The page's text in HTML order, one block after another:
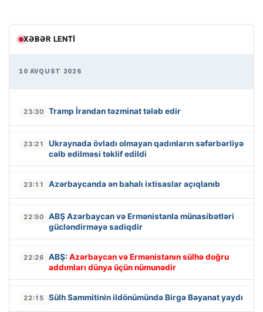
XƏBƏR LENTI
10 AVQUST 2026
23:30 Tramp İrandan təzminat tələb edir
23:21
Ukraynada övladı olmayan qadınların səfərbərliyə
cəlb edilməsi təklif edildi
23:11 Azərbaycanda ən bahalı ixtisaslar açıqlanıb
22:50
ABŞ Azərbaycan və Ermənistanla münasibətləri
gücləndirməyə sadiqdir
22:26 ABŞ: Azərbaycan və Ermənistanın sülhə doğru
addımları dünya üçün nümunədir
22:15 Sülh Sammitinin ildönümündə Birgə Bəyanat yaydı